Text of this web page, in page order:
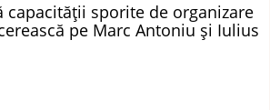
capacității sporite de organizare
pe Marc Antoniu și Iulius